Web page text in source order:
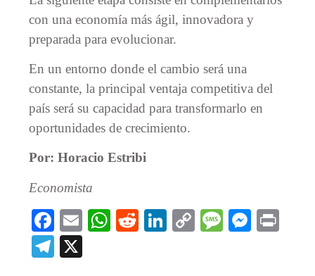
con una economía más ágil, innovadora y
preparada para evolucionar.
En un entorno donde el cambio será una
constante, la principal ventaja competitiva del
país será su capacidad para transformarlo en
oportunidades de crecimiento.
Por: Horacio Estribi
Economista
Facebook
EmailWhatsApp
RedditLinkedIn
CopyMessage
Telegram